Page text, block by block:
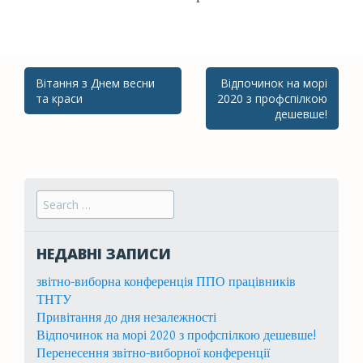
Post navigation
Вітання з Днем весни
та краси
Відпочинок на морі
2020 з профспілкою
дешевше!
Search for:
НЕДАВНІ ЗАПИСИ
звітно-виборна конференція ППО працівників
ТНТУ
Привітання до дня незалежності
Відпочинок на морі 2020 з профспілкою дешевше!
Перенесення звітно-виборної конференції